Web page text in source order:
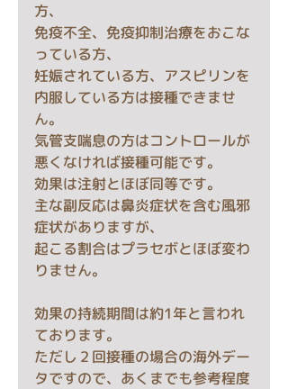
方、
免疫不全、免疫抑制治療をおこな
っている方、
妊娠されている方、アスピリンを
内服している方は接種できませ
ん。
気管支喘息の方はコントロールが
悪くなければ接種可能です。
効果は注射とほぼ同等です。
主な副反応は鼻炎症状を含む風邪
症状がありますが、
起こる割合はプラセボとほぼ変わ
りません。
効果の持続期間は約1年と言われ
ております。
ただし２回接種の場合の海外デー
タですので、あくまでも参考程度